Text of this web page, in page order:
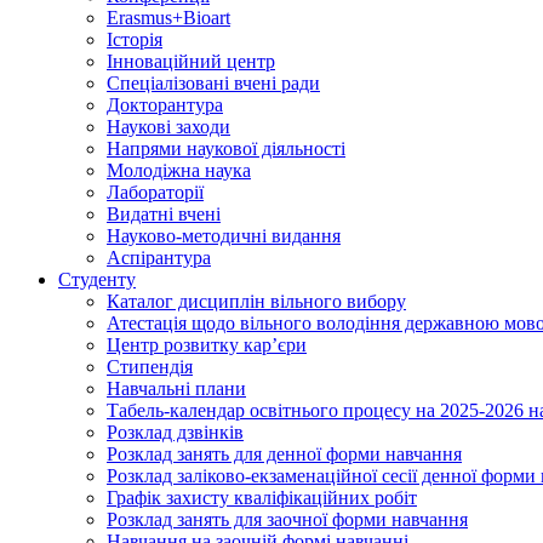
Erasmus+Bioart
Історія
Інноваційний центр
Спеціалізовані вчені ради
Докторантура
Наукові заходи
Напрями наукової діяльності
Молодіжна наука
Лабораторії
Видатні вчені
Науково-методичні видання
Аспірантура
Студенту
Каталог дисциплін вільного вибору
Атестація щодо вільного володіння державною
Центр розвитку кар’єри
Стипендія
Навчальні плани
Табель-календар освітнього процесу на 2025-2026
Розклад дзвінків
Розклад занять для денної форми навчання
Розклад заліково-екзаменаційної сесії денної
Графік захисту кваліфікаційних робіт
Розклад занять для заочної форми навчання